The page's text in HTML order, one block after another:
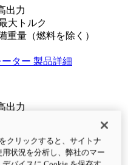
出力
大トルク
重量（燃料を除く）
ター 製品詳細
出力
ター 製品詳細
クリックすると、サイトナ
状況を分析し、弊社のマー